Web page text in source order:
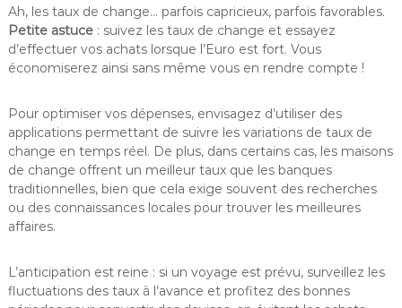
Ah, les taux de change… parfois capricieux, parfois favorables.
Petite astuce: suivez les taux de change et essayez
d’effectuer vos achats lorsque l’Euro est fort. Vous
économiserez ainsi sans même vous en rendre compte !
Pour optimiser vos dépenses, envisagez d’utiliser des
applications permettant de suivre les variations de taux de
change en temps réel. De plus, dans certains cas, les maisons
de change offrent un meilleur taux que les banques
traditionnelles, bien que cela exige souvent des recherches
ou des connaissances locales pour trouver les meilleures
affaires.
L’anticipation est reine : si un voyage est prévu, surveillez les
fluctuations des taux à l’avance et profitez des bonnes